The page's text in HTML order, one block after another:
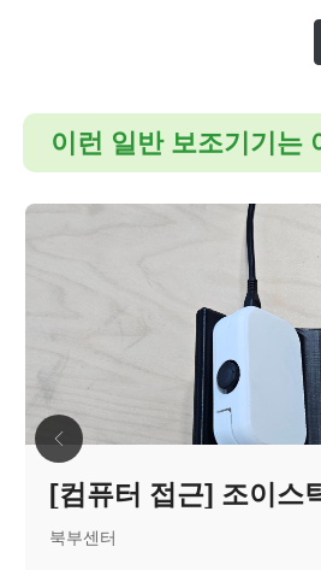
이런 일반 보조기기는
[컴퓨터 접근] 조이스
북부센터